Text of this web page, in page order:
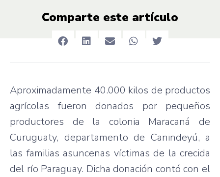
Comparte este artículo
Aproximadamente 40.000 kilos de productos
agrícolas fueron donados por pequeños
productores de la colonia Maracaná de
Curuguaty, departamento de Canindeyú, a
las familias asuncenas víctimas de la crecida
del río Paraguay. Dicha donación contó con el